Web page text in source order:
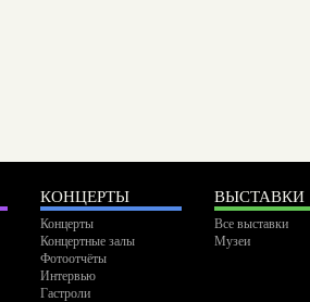
КОНЦЕРТЫ
Концерты
Концертные залы
Фотоотчёты
Интервью
Гастроли
ВЫСТАВКИ
Все выставки
Музеи